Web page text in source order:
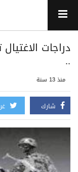
دراجات
..
منذ 13 سنة
شارك